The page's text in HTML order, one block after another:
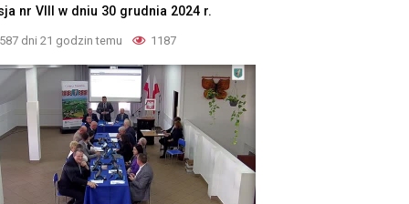
nr VIII w dniu 30 grudnia 2024 r.
587 dni 21 godzin temu 1187